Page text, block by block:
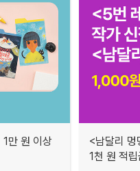
만 원 이상
<남달리
1천 원 적